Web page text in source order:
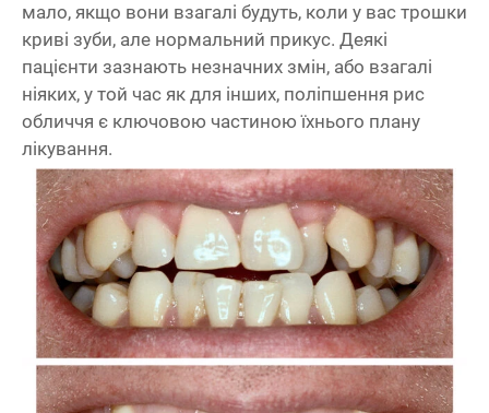
мало, якщо вони взагалі будуть, коли у вас трошки
криві зуби, але нормальний прикус. Деякі
пацієнти зазнають незначних змін, або взагалі
ніяких, у той час як для інших, поліпшення рис
обличчя є ключовою частиною їхнього плану
лікування.